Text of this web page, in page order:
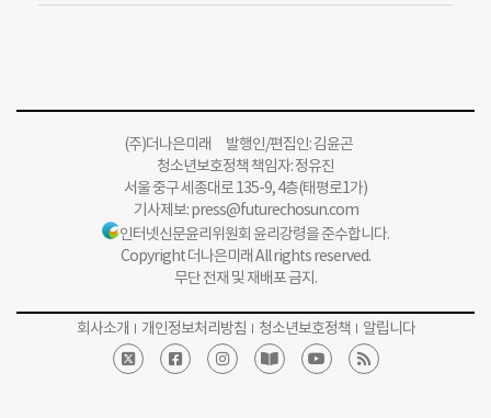
(주)더나은미래 발행인/편집인: 김윤곤
청소년보호정책 책임자: 정유진
서울 중구 세종대로 135-9, 4층(태평로1가)
기사제보:press@futurechosun.com
인터넷신문윤리위원회 윤리강령을 준수합니다.
Copyright 더나은미래 All rights reserved.
무단 전재 및 재배포 금지.
회사소개 개인정보처리방침 청소년보호정책 알립니다